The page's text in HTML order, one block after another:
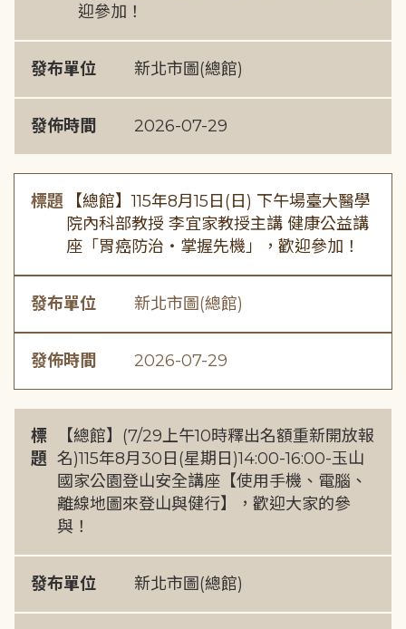
迎參加！
發布單位 新北市圖(總館)
發佈時間 2026-07-29
標題
【總館】115年8月15日(日) 下午場臺大醫學
院內科部教授 李宜家教授主講 健康公益講
座「胃癌防治・掌握先機」，歡迎參加！
發布單位 新北市圖(總館)
發佈時間 2026-07-29
標
題
【總館】(7/29上午10時釋出名額重新開放報
名)115年8月30日(星期日)14:00-16:00-玉山
國家公園登山安全講座【使用手機、電腦、
離線地圖來登山與健行】，歡迎大家的參
與！
發布單位 新北市圖(總館)